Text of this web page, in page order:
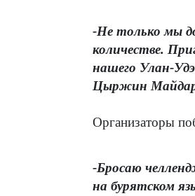
-Не только мы
количестве.
нашего Улан-
Цыржин
Организаторы
-Бросаю
на бурятском